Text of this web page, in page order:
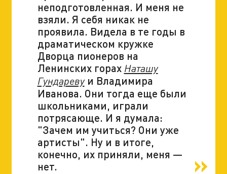
неподготовленная. И меня не
взяли. Я себя никак не
проявила. Видела в те годы в
драматическом кружке
Дворца пионеров на
Ленинских горах Наташу
Гундаревуи Владимира
Иванова. Они тогда еще были
школьниками, играли
потрясающе. И я думала:
"Зачем им учиться? Они уже
артисты". Ну и в итоге,
конечно, их приняли, меня —
нет.